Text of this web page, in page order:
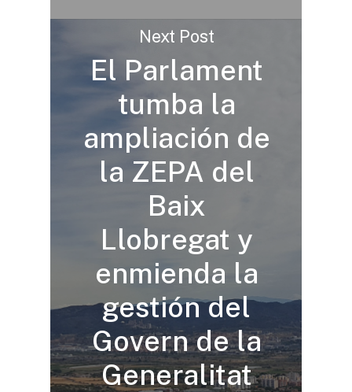
Next Post
El Parlament
tumba la
ampliación de
la ZEPA del
Baix
Llobregat y
enmienda la
gestión del
Govern de la
Generalitat